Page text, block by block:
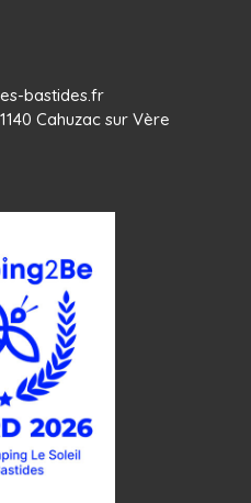
bastides.fr
Cahuzac sur Vère